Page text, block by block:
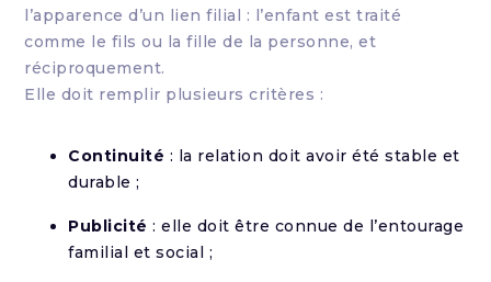
l’apparence d’un lien filial : l’enfant est traité
comme le fils ou la fille de la personne, et
réciproquement.
Elle doit remplir plusieurs critères :
Continuité : la relation doit avoir été stable et
durable ;
Publicité : elle doit être connue de l’entourage
familial et social ;